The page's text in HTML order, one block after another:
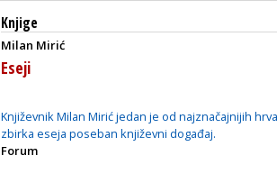
Knjige
Milan Mirić
Eseji
Književnik Milan Mirić jedan je od najznačajnijih
zbirka eseja poseban književni događaj.
Forum